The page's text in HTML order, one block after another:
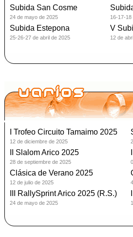
Subida San Cosme
24 de mayo de 2025 16-17-18
Subida Estepona
25-26-27 de abril de 2025
V
12 de
I Trofeo Circuito Tamaimo 2025
12 de diciembre de 2025
II Slalom Arico 2025
28 de septiembre de 2025
Clásica de Verano 2025
12 de julio de 2025
III RallySprint Arico 2025 (R.S.)
24 de mayo de 2025